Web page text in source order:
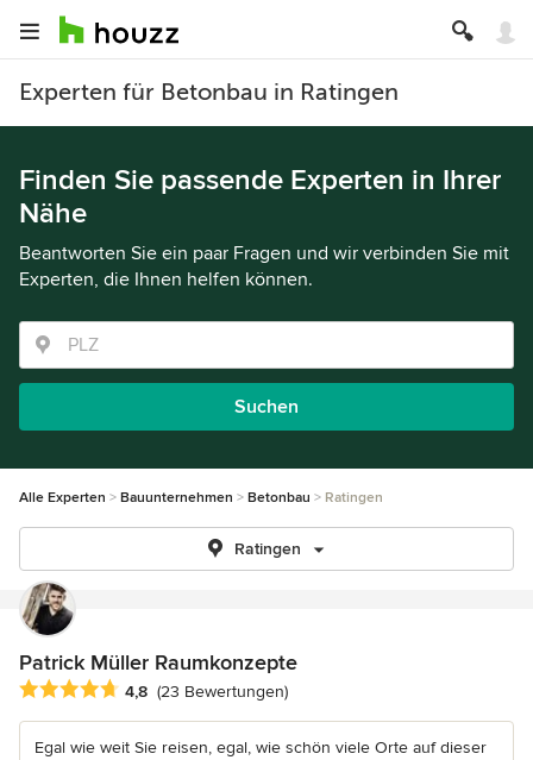
Experten für Betonbau in Ratingen
Finden Sie passende Experten in Ihrer
Nähe
Beantworten Sie ein paar Fragen und wir verbinden Sie mit
Experten, die Ihnen helfen können.
Suchen
Alle Experten Bauunternehmen Betonbau Ratingen
Ratingen
Patrick Müller Raumkonzepte
Durchschnittliche Bewertung: 4.8 von 5 Sternen
4,8 (23 Bewertungen)
Egal wie weit Sie reisen, egal, wie schön viele Orte auf dieser